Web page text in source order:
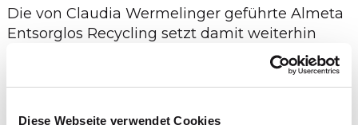
Diese Webseite verwendet Cookies
Die von Claudia Wermelinger geführte Almeta
Entsorglos Recycling setzt damit weiterhin
Sechs neue Mulden wurden im starken Almeta